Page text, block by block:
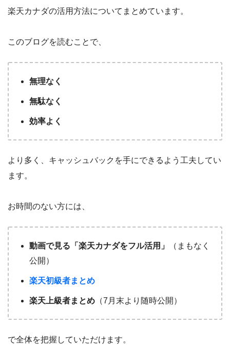
楽天カナダの活用方法についてまとめています。
このブログを読むことで、
無理なく
無駄なく
効率よく
より多く、キャッシュバックを手にできるよう工夫してい
ます。
お時間のない方には、
動画で見る「楽天カナダをフル活用」
（まもなく
公開）
楽天初級者まとめ
楽天上級者まとめ （7月末より随時公開）
で全体を把握していただけます。